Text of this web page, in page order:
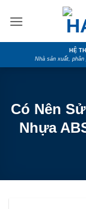
HỆ
Nhà sản xuất,
Có Nên
Nhựa